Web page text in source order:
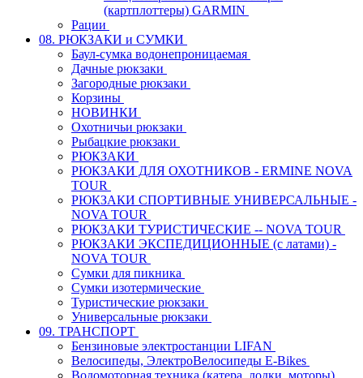
(картплоттеры) GARMIN
Рации
08. РЮКЗАКИ и СУМКИ
Баул-сумка водонепроницаемая
Дачные рюкзаки
Загородные рюкзаки
Корзины
НОВИНКИ
Охотничьи рюкзаки
Рыбацкие рюкзаки
РЮКЗАКИ
РЮКЗАКИ ДЛЯ ОХОТНИКОВ - ERMINE NOVA
TOUR
РЮКЗАКИ СПОРТИВНЫЕ УНИВЕРСАЛЬНЫЕ -
NOVA TOUR
РЮКЗАКИ ТУРИСТИЧЕСКИЕ -- NOVA TOUR
РЮКЗАКИ ЭКСПЕДИЦИОННЫЕ (с латами) -
NOVA TOUR
Сумки для пикника
Сумки изотермические
Туристические рюкзаки
Универсальные рюкзаки
09. ТРАНСПОРТ
Бензиновые электростанции LIFAN
Велосипеды, ЭлектроВелосипеды E-Bikes
Водомоторная техника (катера, лодки, моторы)